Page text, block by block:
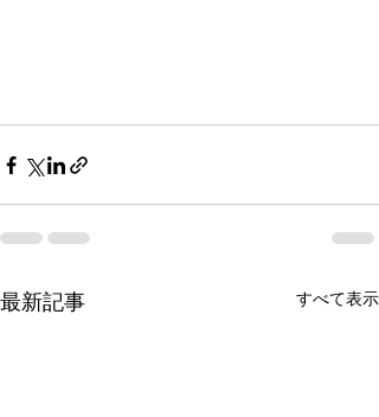
最新記事 すべて表示